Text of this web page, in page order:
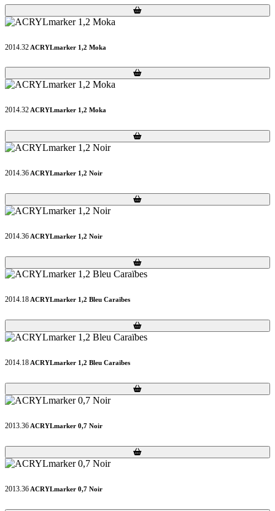
Loading...
Loading...
2014.32 ACRYLmarker 1,2 Moka
Loading...
Loading...
2014.32ACRYLmarker 1,2 Moka
Loading...
Loading...
2014.36 ACRYLmarker 1,2 Noir
Loading...
Loading...
2014.36 ACRYLmarker 1,2 Noir
Loading...
Loading...
2014.18 ACRYLmarker 1,2 Bleu Caraïbes
Loading...
Loading...
2014.18 ACRYLmarker 1,2 Bleu Caraïbes
Loading...
Loading...
2013.36 ACRYLmarker 0,7 Noir
Loading...
Loading...
2013.36 ACRYLmarker 0,7 Noir